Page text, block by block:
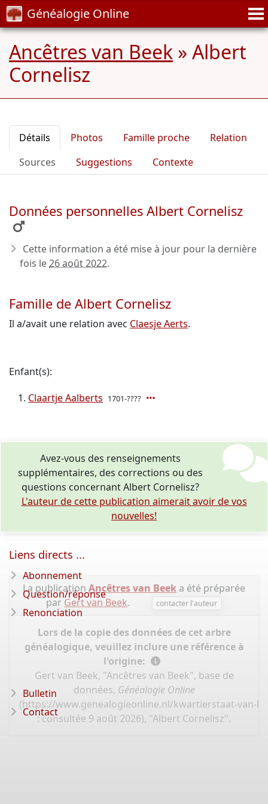
Généalogie Online
Ancêtres van Beek » Albert
Cornelisz
Détails Photos Famille proche
Relation
Sources
Suggestions Contexte
Données personnelles Albert Cornelisz
Cette information a été mise à jour pour la dernière
fois le26 août 2022.
Famille de Albert Cornelisz
Il a/avait une relation avec Claesje Aerts.
Enfant(s):
Claartje Aalberts 1701-????
Avez-vous des renseignements
supplémentaires, des corrections ou des
questions concernant Albert Cornelisz?
L'auteur de cette publication aimerait avoir de vos
nouvelles!
La publication Ancêtres van Beek a été préparée
par Gert van Beek. contacter l'auteur
Lors de la copie des données de cet arbre
généalogique, veuillez inclure une référence à
l'origine:
Gert van Beek, "Ancêtres van Beek", base de
données, Généalogie Online
(https://www.genealogieonline.nl/kwartierstaat-van-
: consultée 9 août 2026), "Albert Cornelisz".
Liens directs ...
Abonnement
Question/réponse
Renonciation
Bulletin
Contact